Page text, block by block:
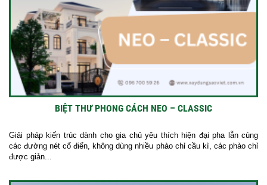
BIỆT THƯ PHONG CÁCH NEO – CLASSIC
Giải pháp kiến trúc dành cho gia chủ yêu thích hiện đại pha lẫn cùng
các đường nét cổ điển, không dùng nhiều phào chỉ cầu kì, các phào chỉ
được giản...